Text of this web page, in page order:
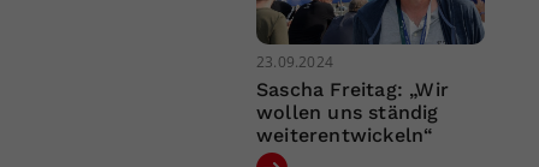
23.09.2024
Sascha Freitag: „Wir
wollen uns ständig
weiterentwickeln“